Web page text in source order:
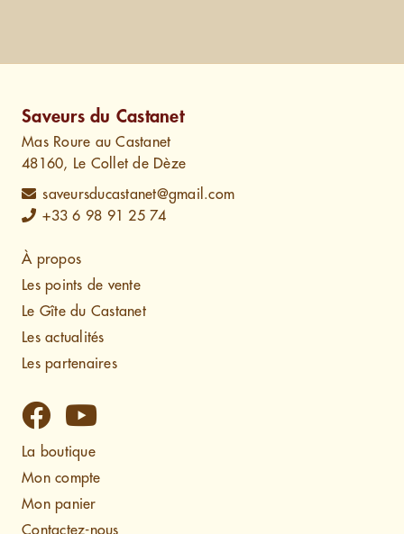
Saveurs du Castanet
Mas Roure au Castanet
48160, Le Collet de Dèze
saveursducastanet@gmail.com
+33 6 98 91 25 74
À propos
Les points de vente
Le Gîte du Castanet
Les actualités
Les partenaires
La boutique
Mon compte
Mon panier
Contactez-nous